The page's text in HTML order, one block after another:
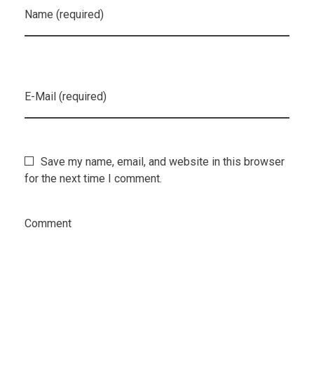
Name (required)
E-Mail (required)
Save my name, email, and website in this browser
for the next time I comment.
Comment